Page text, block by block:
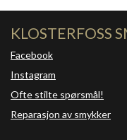
KLOSTERFOSS
Facebook
Instagram
Ofte stilte spørsmål!
Reparasjon av smykker